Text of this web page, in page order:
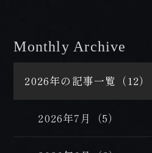
Monthly Archive
2026年の記事一覧（12）
2026年7月（5）